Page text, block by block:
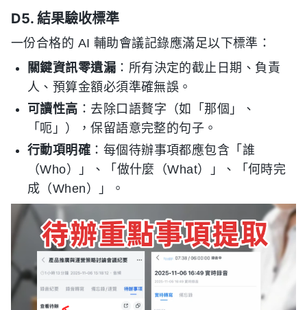
D5. 結果驗收標準
一份合格的 AI 輔助會議記錄應滿足以下標準：
關鍵資訊零遺漏 ：所有決定的截止日期、負責
人、預算金額必須準確無誤。
可讀性高 ：去除口語贅字（如「那個」、
「呃」），保留語意完整的句子。
行動項明確 ：每個待辦事項都應包含「誰
（Who）」、「做什麼（What）」、「何時完
成（When）」。